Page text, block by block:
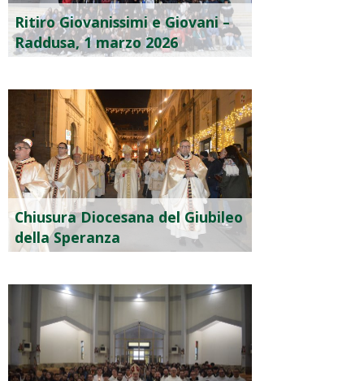
Ritiro Giovanissimi e Giovani –
Raddusa, 1 marzo 2026
Chiusura Diocesana del Giubileo
della Speranza